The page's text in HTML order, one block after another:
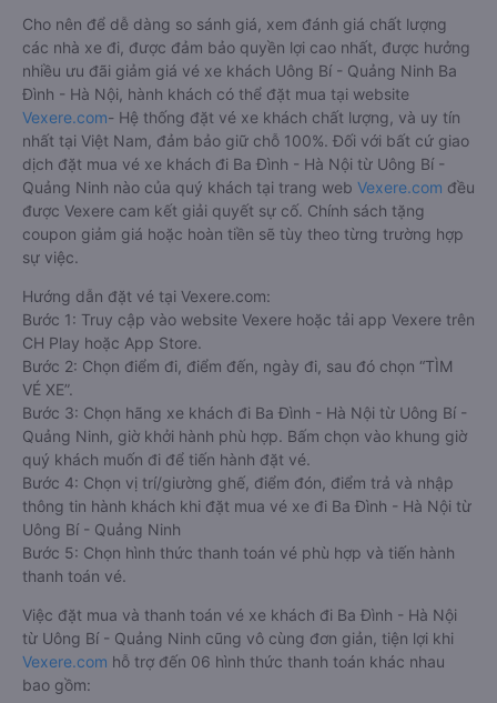
Cho nên để dễ dàng so sánh giá, xem đánh giá chất lượng
các nhà xe đi, được đảm bảo quyền lợi cao nhất, được hưởng
nhiều ưu đãi giảm giá vé xe khách Uông Bí - Quảng Ninh Ba
Đình - Hà Nội, hành khách có thể đặt mua tại website
Vexere.com- Hệ thống đặt vé xe khách chất lượng, và uy tín
nhất tại Việt Nam, đảm bảo giữ chỗ 100%. Đối với bất cứ giao
dịch đặt mua vé xe khách đi Ba Đình - Hà Nội từ Uông Bí -
Quảng Ninh nào của quý khách tại trang web Vexere.com đều
được Vexere cam kết giải quyết sự cố. Chính sách tặng
coupon giảm giá hoặc hoàn tiền sẽ tùy theo từng trường hợp
sự việc.
Hướng dẫn đặt vé tại Vexere.com:
Bước 1: Truy cập vào website Vexere hoặc tải app Vexere trên
CH Play hoặc App Store.
Bước 2: Chọn điểm đi, điểm đến, ngày đi, sau đó chọn “TÌM
VÉ XE”.
Bước 3: Chọn hãng xe khách đi Ba Đình - Hà Nội từ Uông Bí -
Quảng Ninh, giờ khởi hành phù hợp. Bấm chọn vào khung giờ
quý khách muốn đi để tiến hành đặt vé.
Bước 4: Chọn vị trí/giường ghế, điểm đón, điểm trả và nhập
thông tin hành khách khi đặt mua vé xe đi Ba Đình - Hà Nội từ
Uông Bí - Quảng Ninh
Bước 5: Chọn hình thức thanh toán vé phù hợp và tiến hành
thanh toán vé.
Việc đặt mua và thanh toán vé xe khách đi Ba Đình - Hà Nội
từ Uông Bí - Quảng Ninh cũng vô cùng đơn giản, tiện lợi khi
Vexere.com hỗ trợ đến 06 hình thức thanh toán khác nhau
bao gồm: